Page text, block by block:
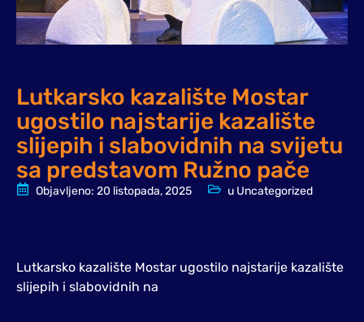
Lutkarsko kazalište Mostar
ugostilo najstarije kazalište
slijepih i slabovidnih na svijetu
sa predstavom Ružno pače
Objavljeno: 20 listopada, 2025 u Uncategorized
Lutkarsko kazalište Mostar ugostilo najstarije kazalište
slijepih i slabovidnih na